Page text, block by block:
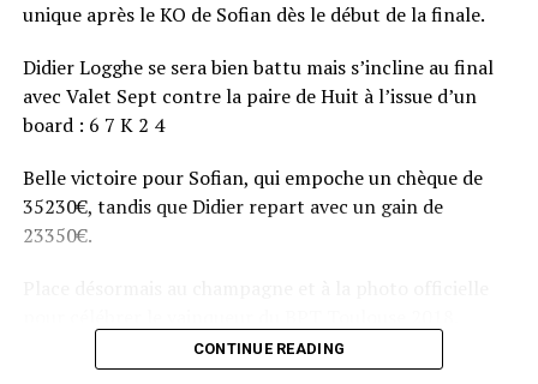
unique après le KO de Sofian dès le début de la finale.
Didier Logghe se sera bien battu mais s’incline au final
avec Valet Sept contre la paire de Huit à l’issue d’un
board : 6 7 K 2 4
Belle victoire pour Sofian, qui empoche un chèque de
35230€, tandis que Didier repart avec un gain de
23350€.
CONTINUE READING